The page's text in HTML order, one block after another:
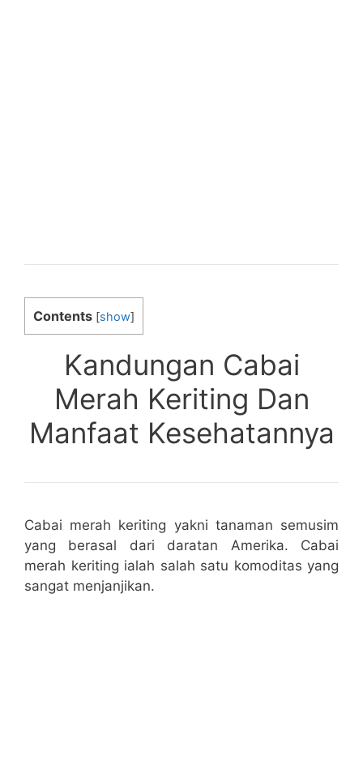
Contents [show]
Kandungan Cabai
Merah Keriting Dan
Manfaat Kesehatannya
Cabai merah keriting yakni tanaman semusim
yang berasal dari daratan Amerika. Cabai
merah keriting ialah salah satu komoditas yang
sangat menjanjikan.